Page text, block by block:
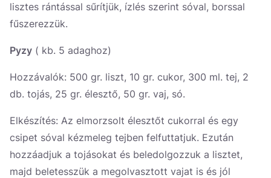
lisztes rántással sűrítjük, ízlés szerint sóval, borssal
fűszerezzük.
Pyzy ( kb. 5 adaghoz)
Hozzávalók: 500 gr. liszt, 10 gr. cukor, 300 ml. tej, 2
db. tojás, 25 gr. élesztő, 50 gr. vaj, só.
Elkészítés: Az elmorzsolt élesztőt cukorral és egy
csipet sóval kézmeleg tejben felfuttatjuk. Ezután
hozzáadjuk a tojásokat és beledolgozzuk a lisztet,
majd beletesszük a megolvasztott vajat is és jól